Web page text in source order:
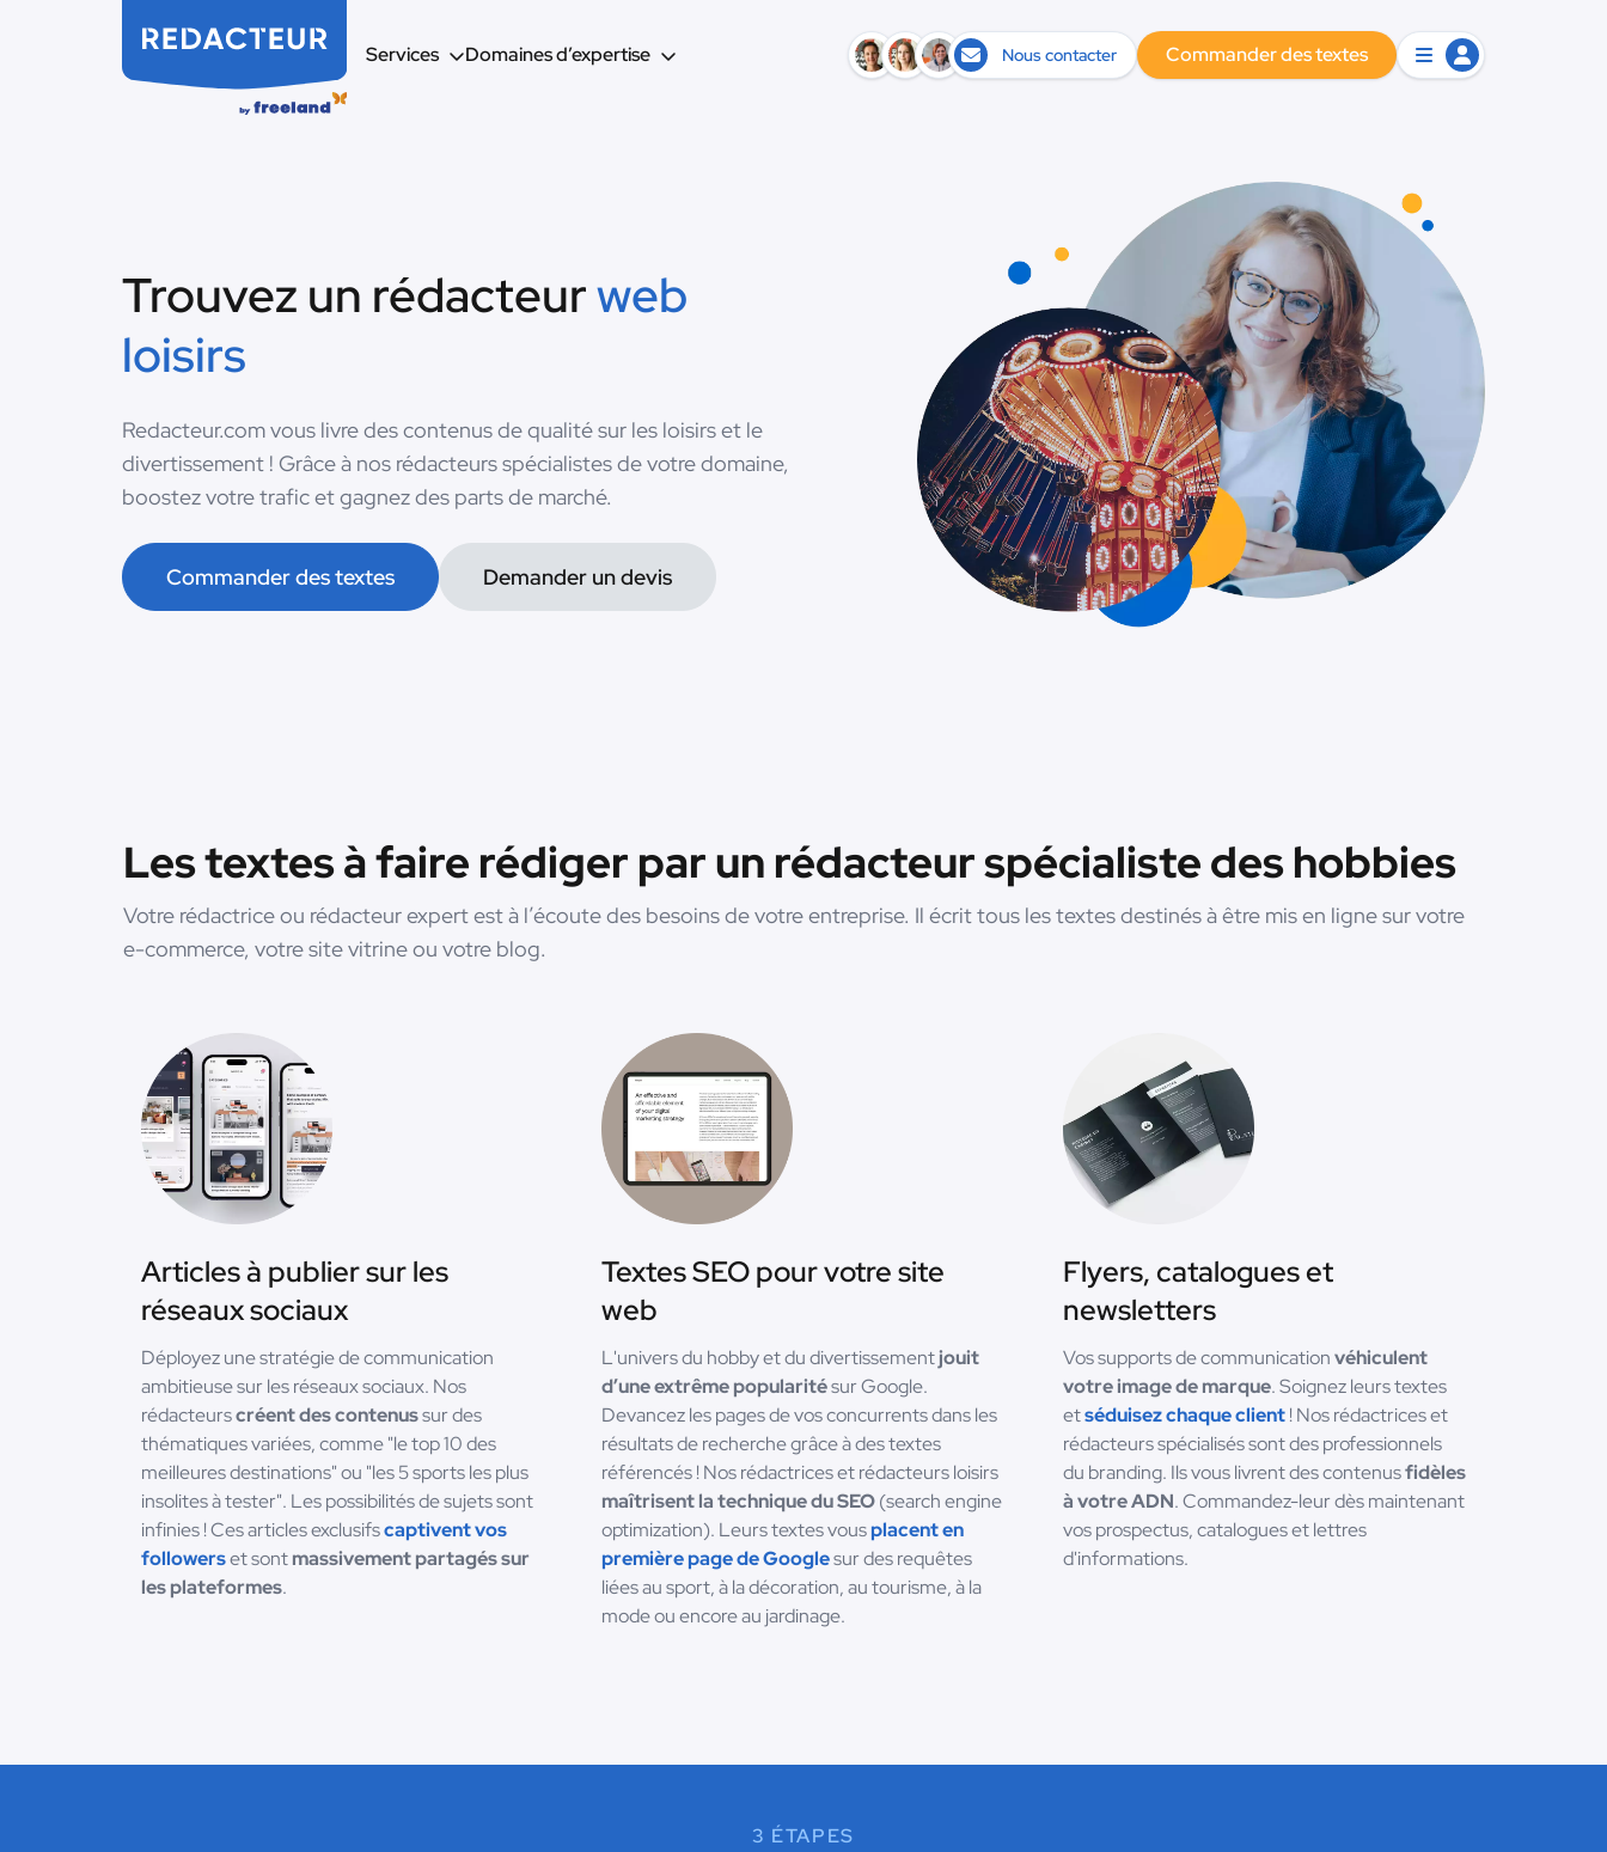
Services Domaines d’expertise Nous contacter Commander des textes
Trouvez un rédacteurweb
loisirs
Redacteur.com vous livre des contenus de qualité sur les loisirs et le
divertissement ! Grâce à nos rédacteurs spécialistes de votre domaine,
boostez votre trafic et gagnez des parts de marché.
Commander des textes Demander un devis
Les textes à faire rédiger par un rédacteur spécialiste des hobbies
Votre rédactrice ou rédacteur expert est à l’écoute des besoins de votre entreprise. Il écrit tous les textes destinés à être mis en ligne sur votre
e-commerce, votre site vitrine ou votre blog.
Articles à publier sur les
réseaux sociaux
Déployez une stratégie de communication
ambitieuse sur les réseaux sociaux. Nos
rédacteurscréent des contenussur des
thématiques variées, comme "le top 10 des
meilleures destinations" ou "les 5 sports les plus
insolites à tester". Les possibilités de sujets sont
infinies ! Ces articles exclusifscaptivent vos
followerset sontmassivement partagés sur
les plateformes.
Textes SEO pour votre site
web
L'univers du hobby et du divertissementjouit
d’une extrême popularitésur Google.
Devancez les pages de vos concurrents dans les
résultats de recherche grâce à des textes
référencés ! Nos rédactrices et rédacteurs loisirs
maîtrisent la technique du SEO(search engine
optimization). Leurs textes vousplacent en
première page de Googlesur des requêtes
liées au sport, à la décoration, au tourisme, à la
mode ou encore au jardinage.
Flyers, catalogues et
newsletters
Vos supports de communicationvéhiculent
votre image de marque. Soignez leurs textes
etséduisez chaque client! Nos rédactrices et
rédacteurs spécialisés sont des professionnels
du branding. Ils vous livrent des contenusfidèles
à votre ADN. Commandez-leur dès maintenant
vos prospectus, catalogues et lettres
d'informations.
3 ÉTAPES